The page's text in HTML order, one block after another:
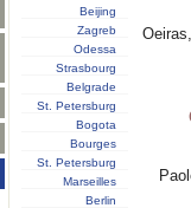
Beijing
Zagreb
Odessa
Strasbourg
Belgrade
St. Petersburg
Bogota
Bourges
St. Petersburg
Marseilles
Berlin